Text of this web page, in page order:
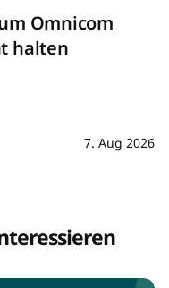
Omnicom
halten
7. Aug 2026